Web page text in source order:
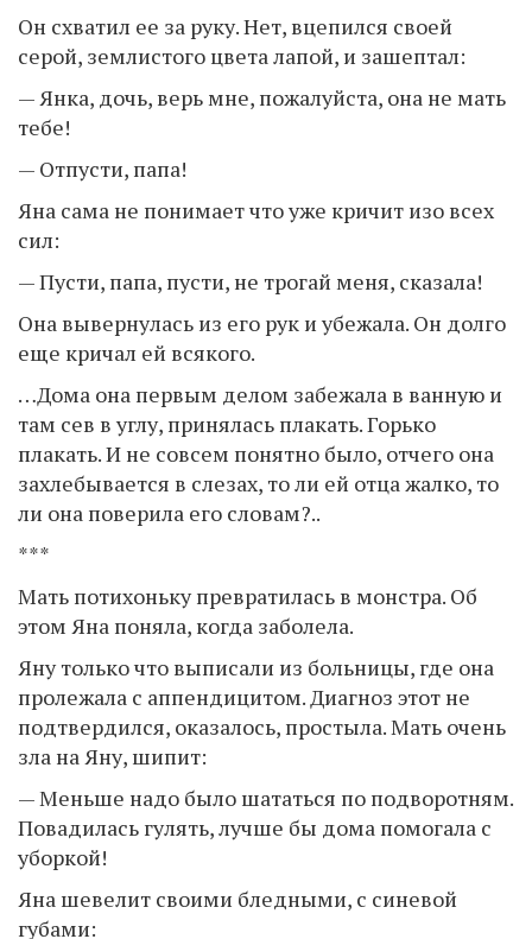
Он схватил ее за руку. Нет, вцепился своей
серой, землистого цвета лапой, и зашептал:
— Янка, дочь, верь мне, пожалуйста, она не мать
тебе!
— Отпусти, папа!
Яна сама не понимает что уже кричит изо всех
сил:
— Пусти, папа, пусти, не трогай меня, сказала!
Она вывернулась из его рук и убежала. Он долго
еще кричал ей всякого.
…Дома она первым делом забежала в ванную и
там сев в углу, принялась плакать. Горько
плакать. И не совсем понятно было, отчего она
захлебывается в слезах, то ли ей отца жалко, то
ли она поверила его словам?..
***
Мать потихоньку превратилась в монстра. Об
этом Яна поняла, когда заболела.
Яну только что выписали из больницы, где она
пролежала с аппендицитом. Диагноз этот не
подтвердился, оказалось, простыла. Мать очень
зла на Яну, шипит:
— Меньше надо было шататься по подворотням.
Повадилась гулять, лучше бы дома помогала с
уборкой!
Яна шевелит своими бледными, с синевой
губами: